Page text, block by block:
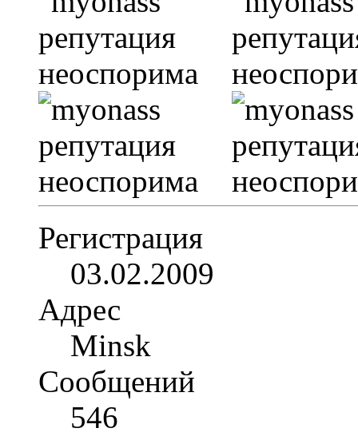
Регистрация
03.02.2009
Адрес
Minsk
Сообщений
546